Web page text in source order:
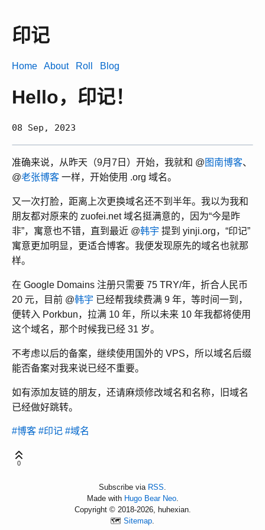
印记
Home About Roll Blog
Hello，印记！
08 Sep, 2023
准确来说，从昨天（9月7日）开始，我就和 @ 图南博客、
@老张博客 一样，开始使用 .org 域名。
又一次打脸，距离上次更换域名还不到半年。我以为我和
朋友都对原来的 zuofei.net 域名挺满意的，因为“今是昨
非”，寓意也不错，直到最近 @韩宇 提到 yinji.org，“印记”
寓意更加明显，更适合博客。我便发现原先的域名也就那
样。
在 Google Domains 注册只需要 75 TRY/年，折合人民币
20 元，目前 @韩宇 已经帮我续费满 9 年，等时间一到，
便转入 Porkbun，拉满 10 年，所以未来 10 年我都将使用
这个域名，那个时候我已经 31 岁。
不考虑以后的备案，继续使用国外的 VPS，所以域名后缀
能否备案对我来说已经不重要。
如有添加友链的朋友，还请麻烦修改域名和名称，旧域名
已经做好跳转。
#博客 #印记 #域名
0
Subscribe via RSS.
Made with Hugo Bear Neo.
Copyright © 2018-2026, huhexian.
🗺️ Sitemap.